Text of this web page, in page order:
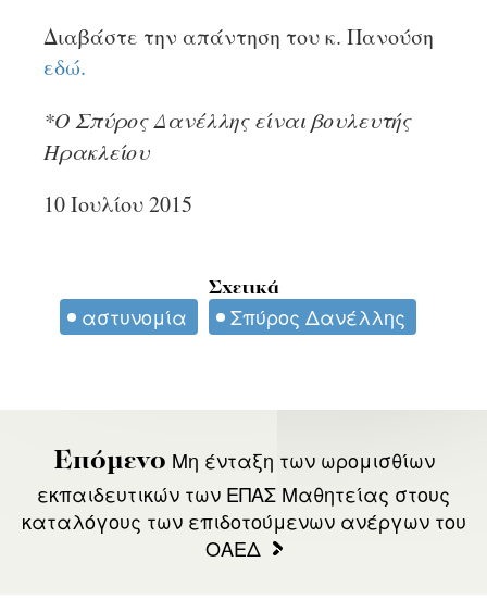
Διαβάστε την απάντηση του κ. Πανούση
εδώ.
*Ο Σπύρος Δανέλλης είναι βουλευτής
Ηρακλείου
10 Ιουλίου 2015
Σχετικά
αστυνομία Σπύρος Δανέλλης
Επόμενο Μη ένταξη των ωρομισθίων
εκπαιδευτικών των ΕΠΑΣ Μαθητείας στους
καταλόγους των επιδοτούμενων ανέργων του
ΟΑΕΔ